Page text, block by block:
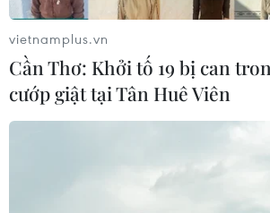
vietnamplus.vn
Cần Thơ: Khởi tố 19 bị can
cướp giật tại Tân Huê Viên